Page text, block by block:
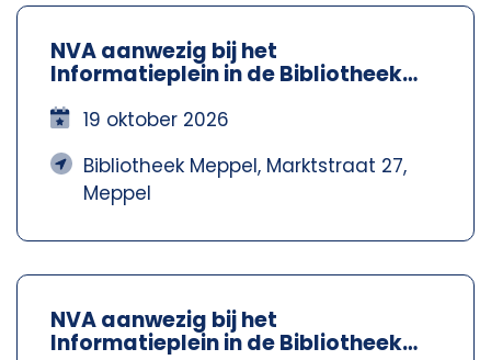
NVA aanwezig bij het
Informatieplein in de Bibliotheek
Meppel
19 oktober 2026
Bibliotheek Meppel, Marktstraat 27,
Meppel
NVA aanwezig bij het
Informatieplein in de Bibliotheek